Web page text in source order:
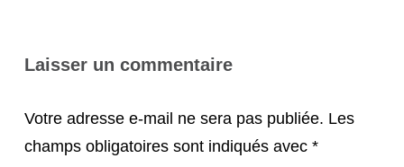
Laisser un commentaire
Votre adresse e-mail ne sera pas publiée. Les
champs obligatoires sont indiqués avec *